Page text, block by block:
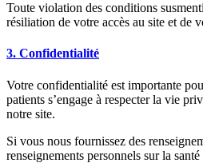
Toute violation des conditions
résiliation de votre accès au site et de
3. Confidentialité
Votre confidentialité est importante
patients s’engage à respecter la vie
notre site.
Si vous nous fournissez des
renseignements personnels sur la